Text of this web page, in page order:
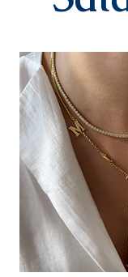
Kişiye özel
yoktur.Ürünler
özel olarak
kategorisindeki
nedeniyle iade
Diğer
gün içinde
iade değişim
deki kargo
karşılanır.Ürün
sonra
sizinle iletişimde